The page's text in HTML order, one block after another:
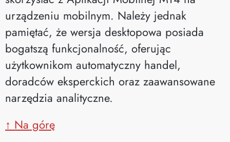
urządzeniu mobilnym. Należy jednak
pamiętać, że wersja desktopowa posiada
bogatszą funkcjonalność, oferując
użytkownikom automatyczny handel,
doradców eksperckich oraz zaawansowane
narzędzia analityczne.
↑ Na górę